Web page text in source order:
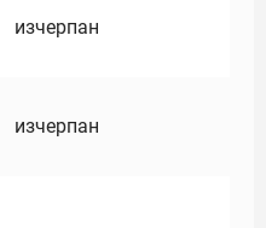
изчерпан
изчерпан